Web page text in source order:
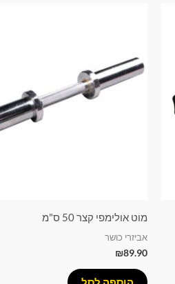
מוט אולימפי קצר 50 ס"מ
אביזרי כושר
₪89.90